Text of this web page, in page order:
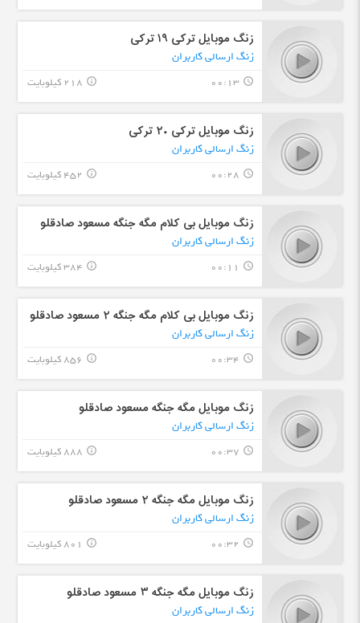
زنگ موبایل ترکی ۱٩ ترکی
زنگ ارسالی کاربران
query_builder
00:13 218 کیلوبایت info_outline
زنگ موبایل ترکی ٢٠ ترکی
زنگ ارسالی کاربران
query_builder
00:28 452 کیلوبایت info_outline
زنگ موبایل بی کلام مگه جنگه مسعود صادقلو
زنگ ارسالی کاربران
query_builder
00:11 384 کیلوبایت info_outline
زنگ موبایل بی کلام مگه جنگه ٢ مسعود صادقلو
زنگ ارسالی کاربران
query_builder
00:34 856 کیلوبایت info_outline
زنگ موبایل مگه جنگه مسعود صادقلو
زنگ ارسالی کاربران
query_builder
00:37 888 کیلوبایت info_outline
زنگ موبایل مگه جنگه ٢ مسعود صادقلو
زنگ ارسالی کاربران
query_builder
00:32 801 کیلوبایت info_outline
زنگ موبایل مگه جنگه ٣ مسعود صادقلو
زنگ ارسالی کاربران